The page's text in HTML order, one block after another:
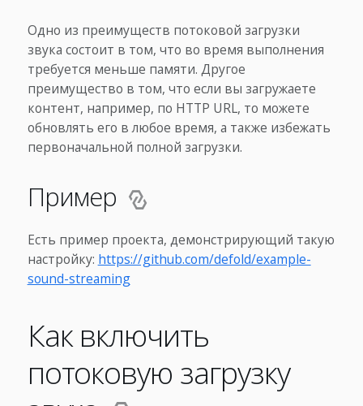
Одно из преимуществ потоковой загрузки
звука состоит в том, что во время выполнения
требуется меньше памяти. Другое
преимущество в том, что если вы загружаете
контент, например, по HTTP URL, то можете
обновлять его в любое время, а также избежать
первоначальной полной загрузки.
Пример
Есть пример проекта, демонстрирующий такую
настройку: https://github.com/defold/example-
sound-streaming
Как включить
потоковую загрузку